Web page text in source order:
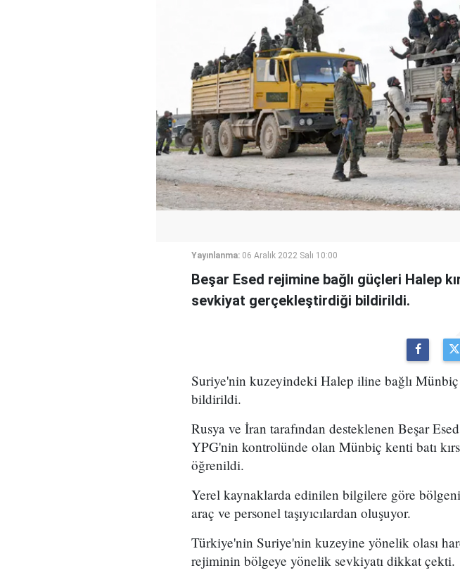
Yayınlanma: 06 Aralık 2022 Salı 10:00
Beşar Esed rejimine bağlı güçleri Halep
sevkiyat gerçekleştirdiği bildirildi.
Suriye'nin kuzeyindeki Halep iline bağlı Münbiç
bildirildi.
Rusya ve İran tarafından desteklenen Beşar
YPG'nin kontrolünde olan Münbiç kenti batı
öğrenildi.
Yerel kaynaklarda edinilen bilgilere göre
araç ve personel taşıyıcılardan oluşuyor.
Türkiye'nin Suriye'nin kuzeyine yönelik olası
rejiminin bölgeye yönelik sevkiyatı dikkat çekti.